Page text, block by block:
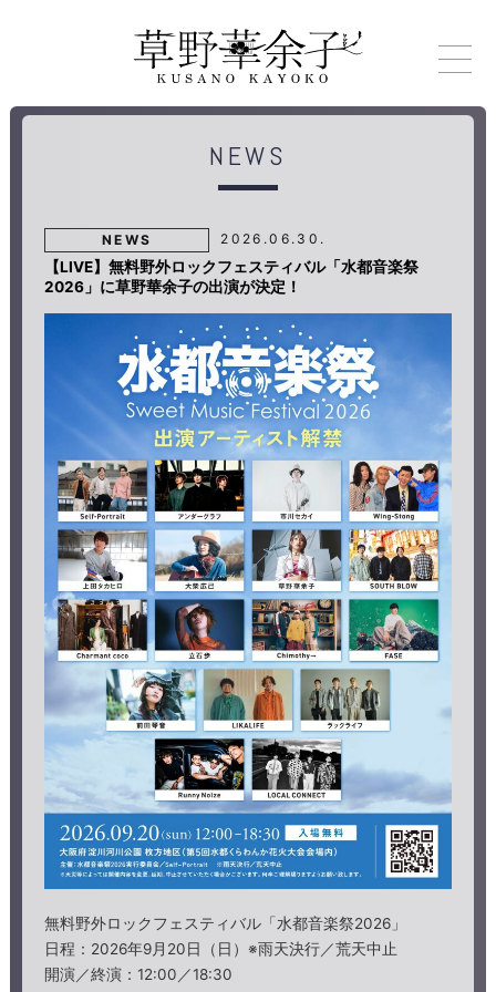
NEWS
NEWS 2026.06.30.
【LIVE】無料野外ロックフェスティバル「水都音楽祭
2026」に草野華余子の出演が決定！
無料野外ロックフェスティバル「水都音楽祭2026」
日程：2026年9月20日（日）※雨天決行／荒天中止
開演／終演：12:00／18:30